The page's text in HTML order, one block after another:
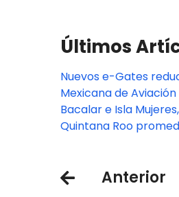
Últimos
Nuevos e-Gates
tiempos de espera
Aeropuerto de
Mexicana de
contrato por 20
para expandirse en
Bacalar e Isla
para unos premios
Quintana Roo
Anterior